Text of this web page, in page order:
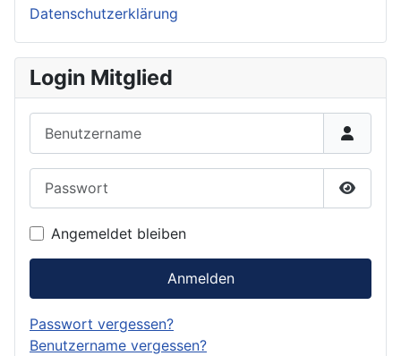
Datenschutzerklärung
Login Mitglied
Angemeldet bleiben
Anmelden
Passwort vergessen?
Benutzername vergessen?